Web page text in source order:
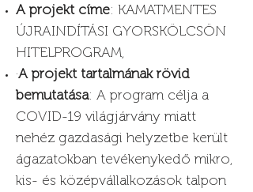
A projekt címe: KAMATMENTES
ÚJRAINDÍTÁSI GYORSKÖLCSÖN
HITELPROGRAM,
·A projekt tartalmának rövid
bemutatása: A program célja a
COVID-19 világjárvány miatt
nehéz gazdasági helyzetbe került
ágazatokban tevékenykedő mikro,
kis- és középvállalkozások talpon